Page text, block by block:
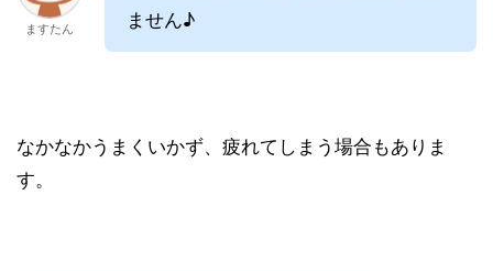
ますたん
ません♪
なかなかうまくいかず、疲れてしまう場合もありま
す。